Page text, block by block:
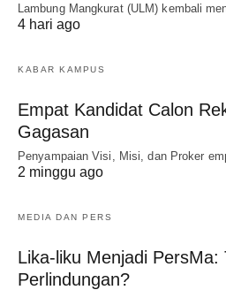
Lambung Mangkurat (ULM) kembali
4 hari ago
KABAR KAMPUS
Empat Kandidat Calon
Gagasan
Penyampaian Visi, Misi, dan Proker
2 minggu ago
MEDIA DAN PERS
Lika-liku Menjadi PersMa:
Perlindungan?